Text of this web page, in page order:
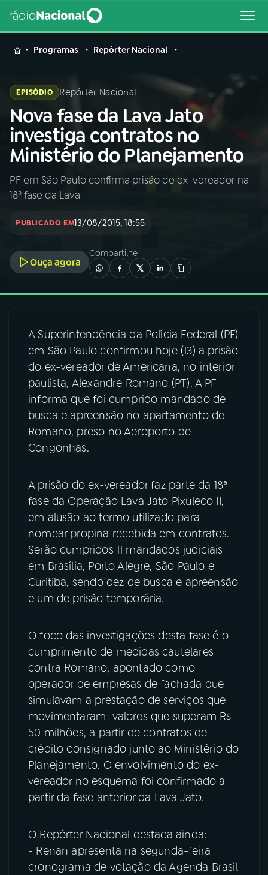
MENU
Buscar
na
Rádio
Nacional
Buscar
AO VIVO
INÍCIO
A RÁDIO
03PROGRAMAÇÃO
04PROGRAMAS
PODCASTS
06VIDEOCASTS
ÚLTIMAS
FESTIVAL DE MÚSICA
ACOMPANHE A RÁDIO NACIONAL
YouTube Facebook
Instagram
Programas Repórter Nacional
EPISÓDIO Repórter Nacional
Nova fase da Lava Jato
investiga contratos no
Ministério do Planejamento
PF em São Paulo confirma prisão de ex-vereador na
18ª fase da Lava
PUBLICADO EM13/08/2015, 18:55
Ouça agora
Compartilhe
A Superintendência da Polícia Federal (PF)
em São Paulo confirmou hoje (13) a prisão
do ex-vereador de Americana, no interior
paulista, Alexandre Romano (PT). A PF
informa que foi cumprido mandado de
busca e apreensão no apartamento de
Romano, preso no Aeroporto de
Congonhas.
A prisão do ex-vereador faz parte da 18ª
fase da Operação Lava Jato Pixuleco II,
em alusão ao termo utilizado para
nomear propina recebida em contratos.
Serão cumpridos 11 mandados judiciais
em Brasília, Porto Alegre, São Paulo e
Curitiba, sendo dez de busca e apreensão
e um de prisão temporária.
O foco das investigações desta fase é o
cumprimento de medidas cautelares
contra Romano, apontado como
operador de empresas de fachada que
simulavam a prestação de serviços que
movimentaram valores que superam R$
50 milhões, a partir de contratos de
crédito consignado junto ao Ministério do
Planejamento. O envolvimento do ex-
vereador no esquema foi confirmado a
partir da fase anterior da Lava Jato.
O Repórter Nacional destaca ainda:
- Renan apresenta na segunda-feira
cronograma de votação da Agenda Brasil